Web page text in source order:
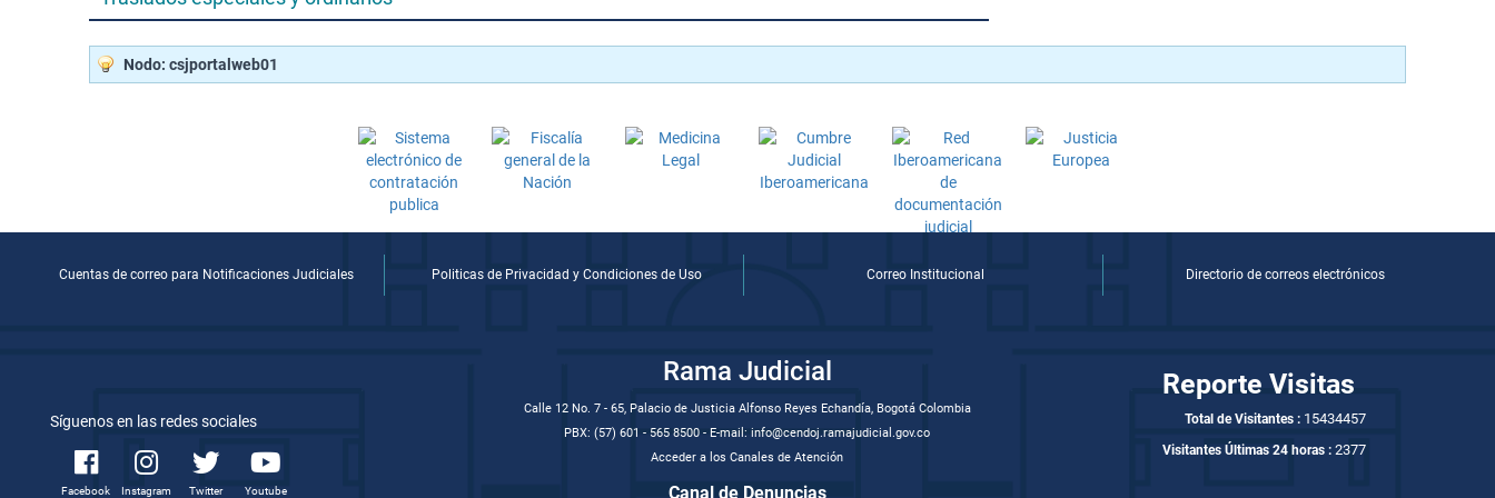
Nodo: csjportalweb01
Cuentas de correo para Notificaciones Judiciales Politicas de Privacidad y Condiciones de Uso Correo Institucional Directorio de correos electrónicos
Síguenos en las redes sociales
Facebook Instagram Twitter Youtube
Rama Judicial
Calle 12 No. 7 - 65, Palacio de Justicia Alfonso Reyes Echandía, Bogotá Colombia
PBX: (57) 601 - 565 8500 - E-mail: info@cendoj.ramajudicial.gov.co
Acceder a los Canales de Atención
Canal de Denuncias
Reporte Visitas
Total de Visitantes : 15434457
Visitantes Últimas 24 horas : 2377